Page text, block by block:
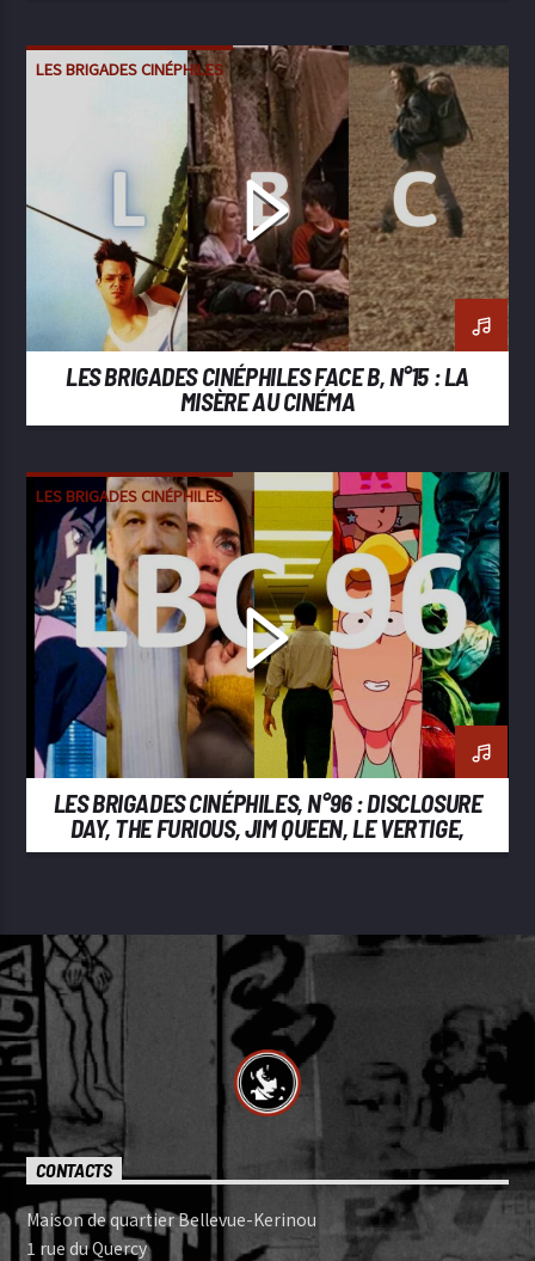
LES BRIGADES CINÉPHILES
LES BRIGADES CINÉPHILES FACE B, N°15 : LA
MISÈRE AU CINÉMA
LES BRIGADES CINÉPHILES
LES BRIGADES CINÉPHILES, N°96 : DISCLOSURE
DAY, THE FURIOUS, JIM QUEEN, LE VERTIGE,
BACKROOMS, GHOST IN THE SHELL
CONTACTS
Maison de quartier Bellevue-Kerinou
1 rue du Quercy